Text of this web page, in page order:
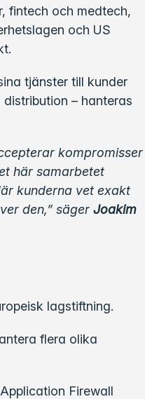
fintech och medtech,
och US
tjänster till kunder
– hanteras
kompromisser
här samarbetet
kunderna vet exakt
den,” säger Joakim
lagstiftning.
flera olika
Firewall